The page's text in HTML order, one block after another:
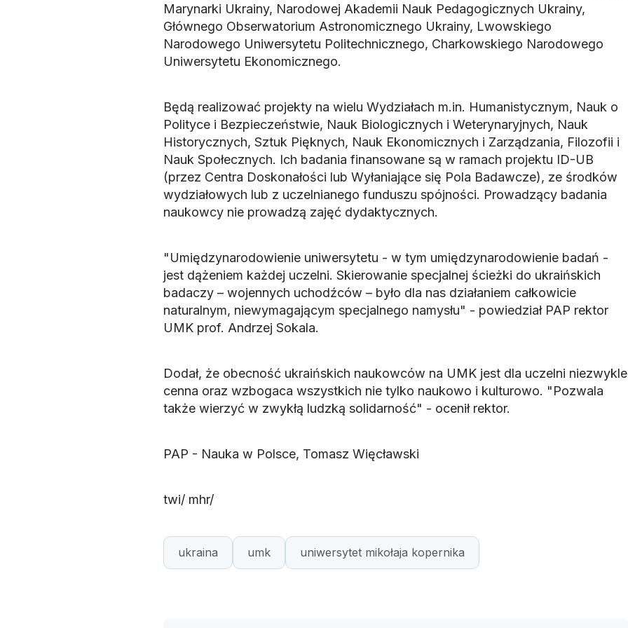
Marynarki Ukrainy, Narodowej Akademii Nauk Pedagogicznych Ukrainy,
Głównego Obserwatorium Astronomicznego Ukrainy, Lwowskiego
Narodowego Uniwersytetu Politechnicznego, Charkowskiego Narodowego
Uniwersytetu Ekonomicznego.
Będą realizować projekty na wielu Wydziałach m.in. Humanistycznym, Nauk o
Polityce i Bezpieczeństwie, Nauk Biologicznych i Weterynaryjnych, Nauk
Historycznych, Sztuk Pięknych, Nauk Ekonomicznych i Zarządzania, Filozofii i
Nauk Społecznych. Ich badania finansowane są w ramach projektu ID-UB
(przez Centra Doskonałości lub Wyłaniające się Pola Badawcze), ze środków
wydziałowych lub z uczelnianego funduszu spójności. Prowadzący badania
naukowcy nie prowadzą zajęć dydaktycznych.
"Umiędzynarodowienie uniwersytetu - w tym umiędzynarodowienie badań -
jest dążeniem każdej uczelni. Skierowanie specjalnej ścieżki do ukraińskich
badaczy – wojennych uchodźców – było dla nas działaniem całkowicie
naturalnym, niewymagającym specjalnego namysłu" - powiedział PAP rektor
UMK prof. Andrzej Sokala.
Dodał, że obecność ukraińskich naukowców na UMK jest dla uczelni niezwykle
cenna oraz wzbogaca wszystkich nie tylko naukowo i kulturowo. "Pozwala
także wierzyć w zwykłą ludzką solidarność" - ocenił rektor.
PAP - Nauka w Polsce, Tomasz Więcławski
twi/ mhr/
ukraina umk uniwersytet mikołaja kopernika